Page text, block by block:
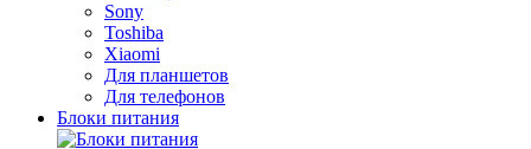
Sony
Toshiba
Xiaomi
Для планшетов
Для телефонов
Блоки питания